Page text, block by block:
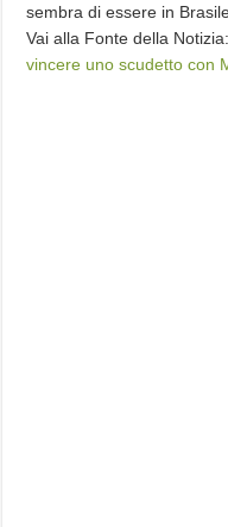
sembra di essere in
Vai alla Fonte della Notizia:
vincere uno scudetto con